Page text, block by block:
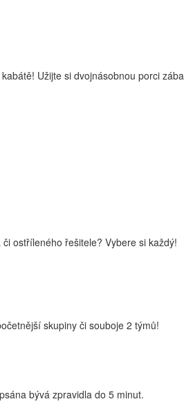
Užijte si dvojnásobnou porci
ostříleného řešitele? Vybere si každý!
skupiny či souboje 2 týmů!
bývá zpravidla do 5 minut.